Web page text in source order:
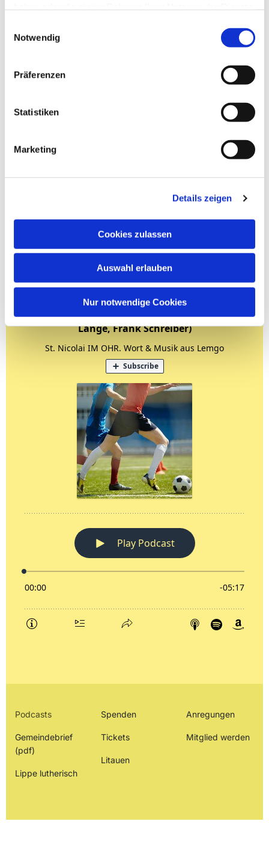
Notwendig
Präferenzen
Statistiken
Marketing
Details zeigen
Cookies zulassen
Auswahl erlauben
Nur notwendige Cookies
Podcasts
Gemeindebrief
(pdf)
Lippe lutherisch
Spenden
Tickets
Litauen
Anregungen
Mitglied werden